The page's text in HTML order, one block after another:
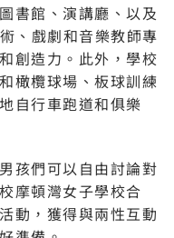
書館、演講廳、以及
、戲劇和音樂教師專
創造力。此外，學校
橄欖球場、板球訓練
自行車跑道和俱樂
孩們可以自由討論對
摩頓灣女子學校合
動，獲得與兩性互動